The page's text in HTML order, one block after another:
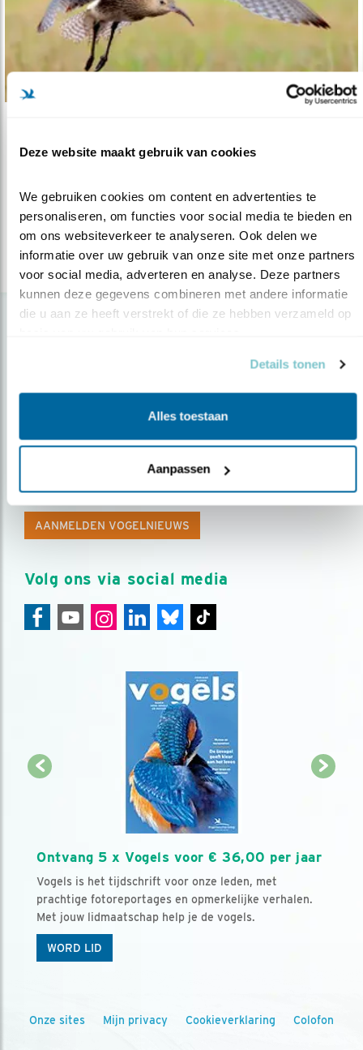
Deze website maakt gebruik van cookies
We gebruiken cookies om content en advertenties te
personaliseren, om functies voor social media te bieden en
om ons websiteverkeer te analyseren. Ook delen we
informatie over uw gebruik van onze site met onze partners
voor social media, adverteren en analyse. Deze partners
kunnen deze gegevens combineren met andere informatie
die u aan ze heeft verstrekt of die ze hebben verzameld op
Details tonen
Alles toestaan
Aanpassen
Wulpen en grutto’s in de problemen
bedreigde vogels zijn.
Op de hoogte blijven?
Meld je aan en ontvang nieuws, inspiratie, acties en tips
over vogels en activiteiten van Vogelbescherming.
AANMELDEN VOGELNIEUWS
Volg ons via social media
Ontvang 5 x Vogels voor € 36,00 per jaar
Vogels is het tijdschrift voor onze leden, met
prachtige fotoreportages en opmerkelijke verhalen.
Met jouw lidmaatschap help je de vogels.
WORD LID
Onze sites Mijn privacy Cookieverklaring Colofon